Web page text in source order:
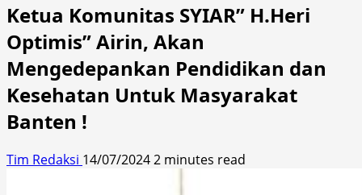
Ketua Komunitas SYIAR” H.Heri
Optimis” Airin, Akan
Mengedepankan Pendidikan dan
Kesehatan Untuk Masyarakat
Banten !
Tim Redaksi 14/07/20242 minutes read